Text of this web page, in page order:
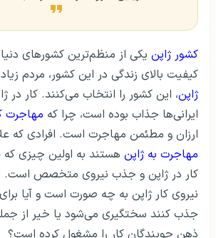
کشور ژاپن یکی از منظم‌ترین کشورهای
کیفیت بالای زندگی در این کشور، مردم
ژاپن، این کشور را انتخاب می‌کنند. کار در
ایرانی‌ها جذاب بوده است، چرا که مهاجرت
ارزان و مطئمن مهاجرت است. افرادی که
مهاجرت به ژاپن هستند به اولین چیزی
کار در ژاپن و جذب نیروی متخصص است.
نیروی کار ژاپن به چه صورت است و آیا برای
جذب کنند سختگیری می‌شود یا خیر از
ذهن جویندگان کار را مشغول کرده است؟